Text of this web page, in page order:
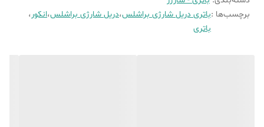
می‌دهد. این محصول دارای تائیدیه اروپایی بوده و کیفیت و اصالت آن
برچسب‌ها :باتری دریل شارژی براشلس،دریل شارژی براشلس،انکور ،
باتری